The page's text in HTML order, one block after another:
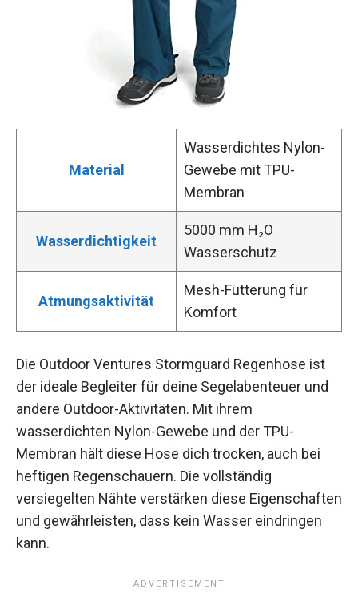
Material
Wasserdichtes Nylon-
Gewebe mit TPU-
Membran
Wasserdichtigkeit
5000 mm H₂O
Wasserschutz
Atmungsaktivität
Mesh-Fütterung für
Komfort
Die Outdoor Ventures Stormguard Regenhose ist
der ideale Begleiter für deine Segelabenteuer und
andere Outdoor-Aktivitäten. Mit ihrem
wasserdichten Nylon-Gewebe und der TPU-
Membran hält diese Hose dich trocken, auch bei
heftigen Regenschauern. Die vollständig
versiegelten Nähte verstärken diese Eigenschaften
und gewährleisten, dass kein Wasser eindringen
kann.